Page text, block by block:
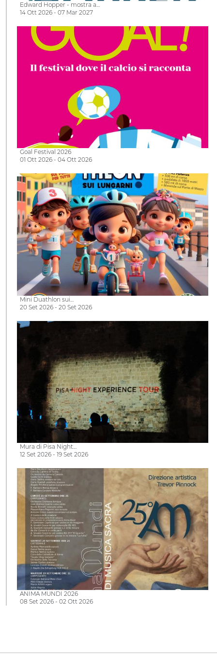
Edward Hopper - mostra a…
14 Ott 2026 - 07 Mar 2027
Goal Festival 2026
01 Ott 2026 - 04 Ott 2026
Mini Duathlon sui…
20 Set 2026 - 20 Set 2026
Mura di Pisa Night…
12 Set 2026 - 19 Set 2026
ANIMA MUNDI 2026
08 Set 2026 - 02 Ott 2026